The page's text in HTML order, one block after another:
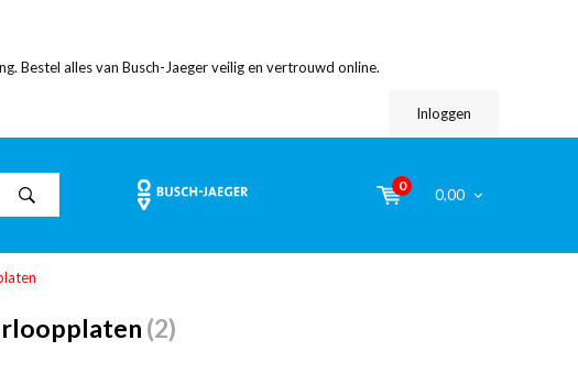
Bestel alles van Busch-Jaeger veilig en vertrouwd online.
Inloggen
0
0,00
(2)